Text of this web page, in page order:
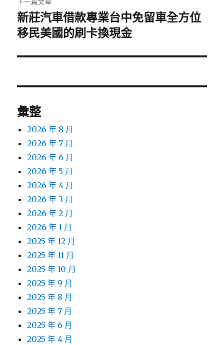
下
一
文
新莊汽車借款專業台中免留車全方位
移民美國的刷卡換現金
彙整
2026 年 8 月
2026 年 7 月
2026 年 6 月
2026 年 5 月
2026 年 4 月
2026 年 3 月
2026 年 2 月
2026 年 1 月
2025 年 12 月
2025 年 11 月
2025 年 10 月
2025 年 9 月
2025 年 8 月
2025 年 7 月
2025 年 6 月
2025 年 4 月